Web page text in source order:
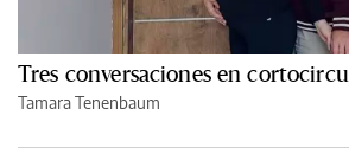
Tres conversaciones en
Tamara Tenenbaum